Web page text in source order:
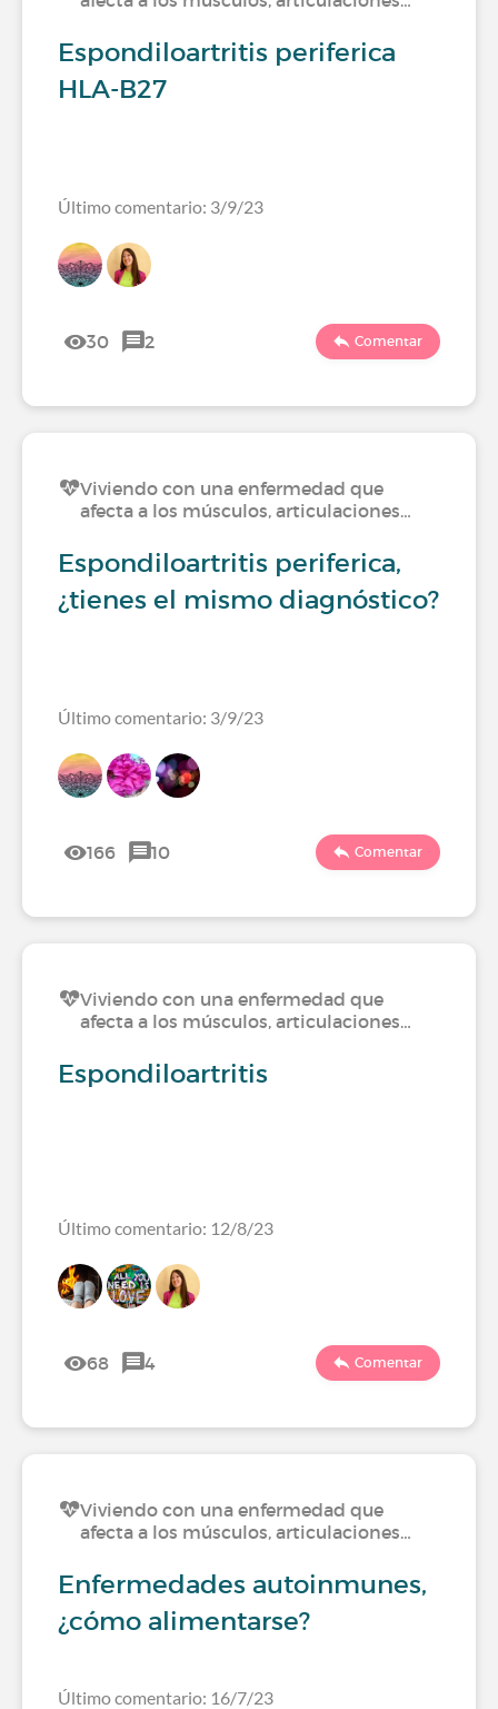
Espondiloartritis periferica
HLA-B27
Último comentario: 3/9/23
30 2 Comentar
Viviendo con una enfermedad que
afecta a los músculos, articulaciones…
Espondiloartritis periferica,
¿tienes el mismo diagnóstico?
Último comentario: 3/9/23
166 10 Comentar
Viviendo con una enfermedad que
afecta a los músculos, articulaciones…
Espondiloartritis
Último comentario: 12/8/23
68 4 Comentar
Viviendo con una enfermedad que
afecta a los músculos, articulaciones…
Enfermedades autoinmunes,
¿cómo alimentarse?
Último comentario: 16/7/23